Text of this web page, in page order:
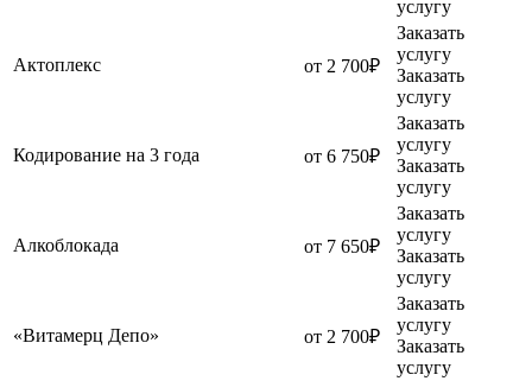
услугу
Актоплекс от 2 700₽
Заказать
услугу
Заказать
услугу
Кодирование на 3 года от 6 750₽
Заказать
услугу
Заказать
услугу
Алкоблокада от 7 650₽
Заказать
услугу
Заказать
услугу
«Витамерц Депо» от 2 700₽
Заказать
услугу
Заказать
услугу